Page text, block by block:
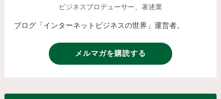
ビジネスプロデューサー、著述業
ブログ「インターネットビジネスの世界」運営者。
メルマガを購読する